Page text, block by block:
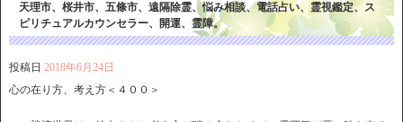
天理市、桜井市、五條市、遠隔除霊、悩み相談、電話占い、霊視鑑定、ス
ピリチュアルカウンセラー、開運、霊障。
投稿日 2018年6月24日
心の在り方、考え方＜４００＞